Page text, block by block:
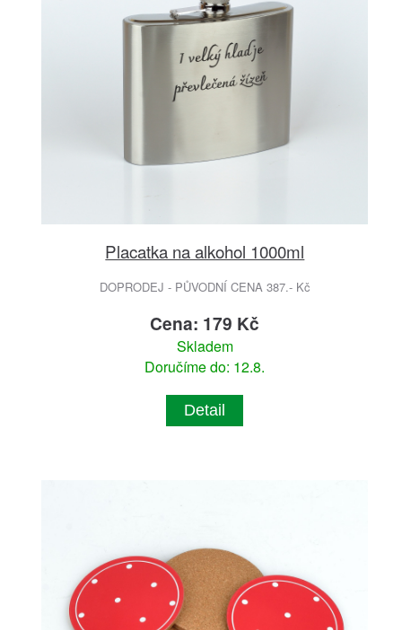
Placatka na alkohol 1000ml
DOPRODEJ - PŮVODNÍ CENA 387.- Kč
Cena: 179 Kč
Skladem
Doručíme do: 12.8.
Detail